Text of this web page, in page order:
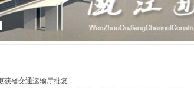
获省交通运输厅批复